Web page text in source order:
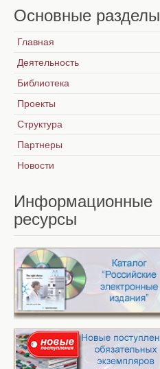
Основные разделы
Главная
Деятельность
Библиотека
Проекты
Структура
Партнеры
Новости
Информационные
ресурсы